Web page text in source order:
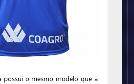
possui o mesmo modelo que a